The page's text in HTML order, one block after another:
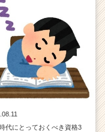
代にとっておくべき資格3